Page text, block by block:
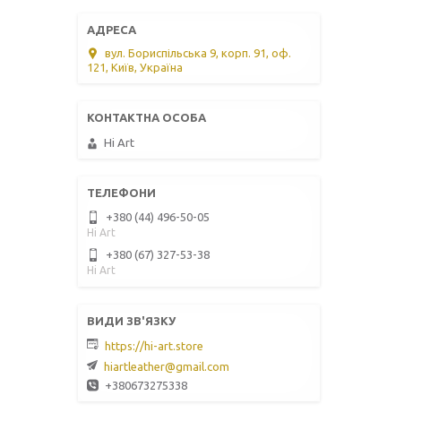
вул. Бориспільська 9, корп. 91, оф.
121, Київ, Україна
Hi Art
+380 (44) 496-50-05
Hi Art
+380 (67) 327-53-38
Hi Art
https://hi-art.store
hiartleather@gmail.com
+380673275338